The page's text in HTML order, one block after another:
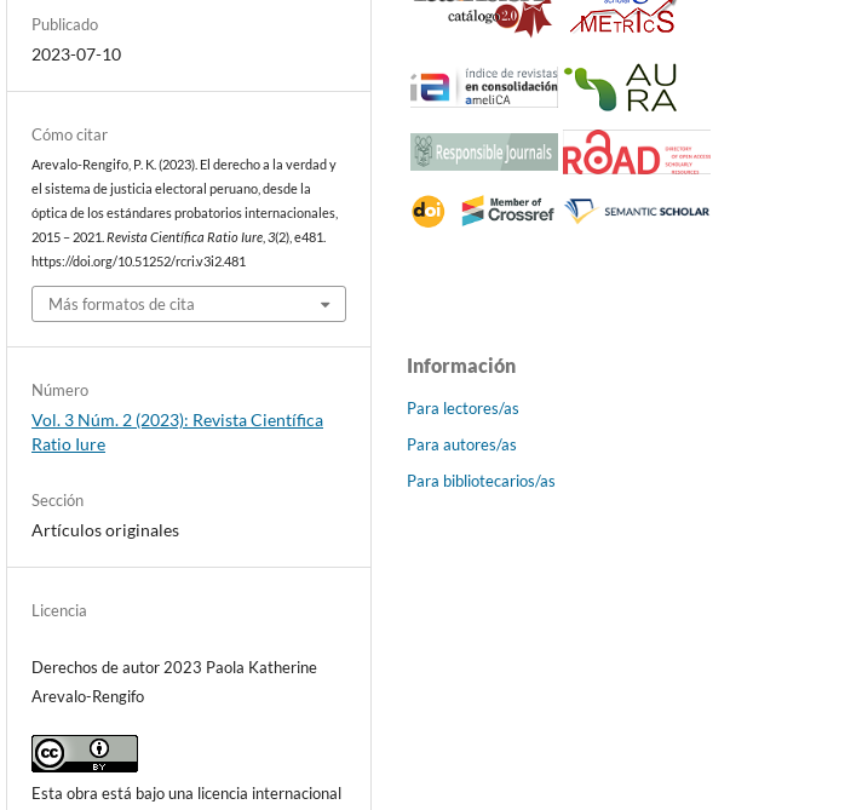
Publicado
2023-07-10
Cómo citar
Arevalo-Rengifo, P. K. (2023). El derecho a la verdad y
el sistema de justicia electoral peruano, desde la
óptica de los estándares probatorios internacionales,
2015 – 2021.Revista Científica Ratio Iure ,3(2), e481.
https://doi.org/10.51252/rcri.v3i2.481
Más formatos de cita
Número
Vol. 3 Núm. 2 (2023): Revista Científica
Ratio Iure
Sección
Artículos originales
Licencia
Derechos de autor 2023 Paola Katherine
Arevalo-Rengifo
Esta obra está bajo una licencia internacional
Información
Para lectores/as
Para autores/as
Para bibliotecarios/as